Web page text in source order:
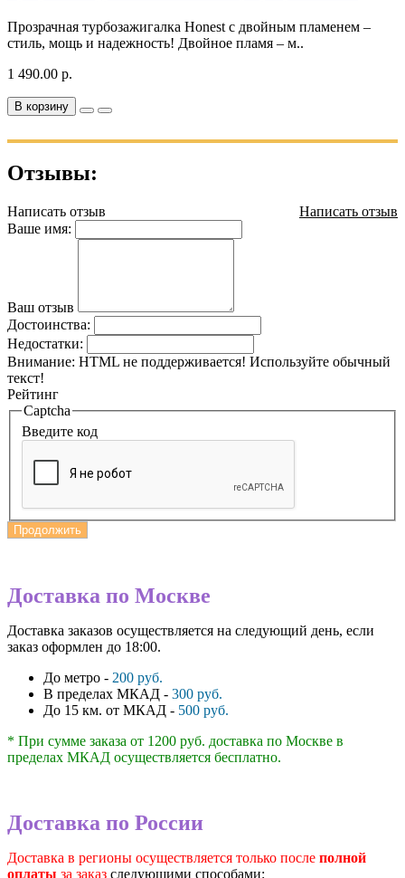
Прозрачная турбозажигалка Honest с двойным пламенем –
стиль, мощь и надежность! Двойное пламя – м..
1 490.00 р.
В корзину
Отзывы:
Написать отзыв
Написать отзыв
Ваше имя:
Ваш отзыв
Достоинства:
Недостатки:
Внимание: HTML не поддерживается! Используйте обычный
текст!
Рейтинг
Captcha
Введите код
Продолжить
Доставка по Москве
Доставка заказов осуществляется на следующий день, если
заказ оформлен до 18:00.
До метро - 200 руб.
В пределах МКАД - 300 руб.
До 15 км. от МКАД - 500 руб.
* При сумме заказа от 1200 руб. доставка по Москве в
пределах МКАД осуществляется бесплатно.
Доставка по России
Доставка в регионы осуществляется только после полной
оплаты за заказ следующими способами: